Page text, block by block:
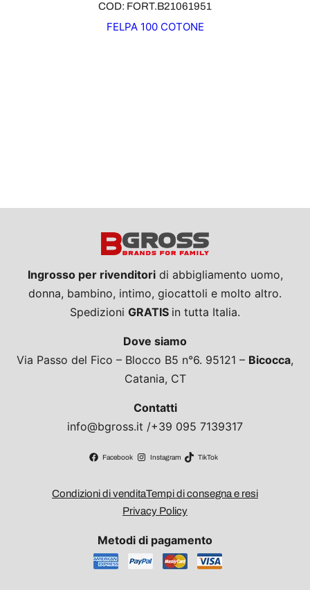
COD: FORT.B21061951
FELPA 100 COTONE
Ingrosso per rivenditoridi abbigliamento uomo,
donna, bambino, intimo, giocattoli e molto altro.
Spedizioni GRATIS in tutta Italia.
Dove siamo
Via Passo del Fico – Blocco B5 n°6. 95121 – Bicocca,
Catania, CT
Contatti
info@bgross.it /+39 095 7139317
Facebook Instagram TikTok
Condizioni di venditaTempi di consegna e resi
Privacy Policy
Metodi di pagamento